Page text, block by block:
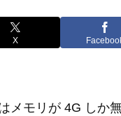
X
メモリが 4G しか